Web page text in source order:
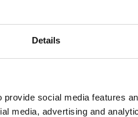
Details
social media features
media, advertising and